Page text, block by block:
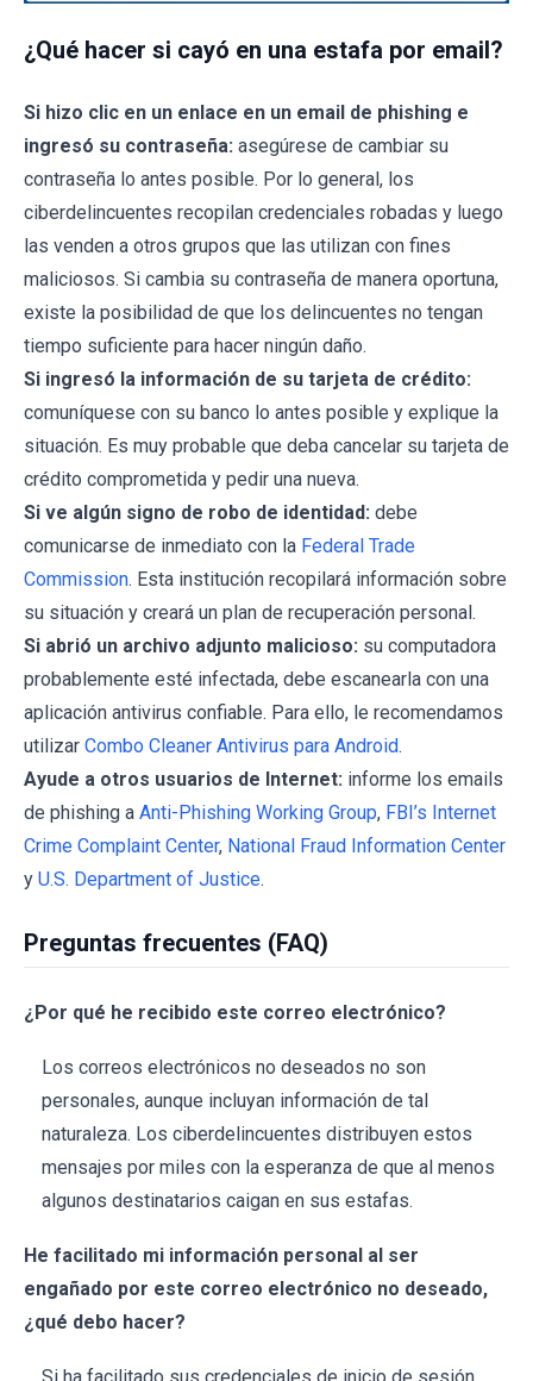
¿Qué hacer si cayó en una estafa por email?
Si hizo clic en un enlace en un email de phishing e
ingresó su contraseña: asegúrese de cambiar su
contraseña lo antes posible. Por lo general, los
ciberdelincuentes recopilan credenciales robadas y luego
las venden a otros grupos que las utilizan con fines
maliciosos. Si cambia su contraseña de manera oportuna,
existe la posibilidad de que los delincuentes no tengan
tiempo suficiente para hacer ningún daño.
Si ingresó la información de su tarjeta de crédito:
comuníquese con su banco lo antes posible y explique la
situación. Es muy probable que deba cancelar su tarjeta de
crédito comprometida y pedir una nueva.
Si ve algún signo de robo de identidad: debe
comunicarse de inmediato con la Federal Trade
Commission. Esta institución recopilará información sobre
su situación y creará un plan de recuperación personal.
Si abrió un archivo adjunto malicioso: su computadora
probablemente esté infectada, debe escanearla con una
aplicación antivirus confiable. Para ello, le recomendamos
utilizar Combo Cleaner Antivirus para Android.
Ayude a otros usuarios de Internet: informe los emails
de phishing a Anti-Phishing Working Group, FBI’s Internet
Crime Complaint Center, National Fraud Information Center
y U.S. Department of Justice.
Preguntas frecuentes (FAQ)
¿Por qué he recibido este correo electrónico?
Los correos electrónicos no deseados no son
personales, aunque incluyan información de tal
naturaleza. Los ciberdelincuentes distribuyen estos
mensajes por miles con la esperanza de que al menos
algunos destinatarios caigan en sus estafas.
He facilitado mi información personal al ser
engañado por este correo electrónico no deseado,
¿qué debo hacer?
Si ha facilitado sus credenciales de inicio de sesión,